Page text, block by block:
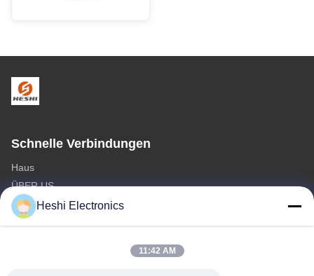
Schnelle Verbindungen
Haus
ÜBER US
produits
Treten Sie mit uns in Verbindung
Heshi Electronics
11:42 AM